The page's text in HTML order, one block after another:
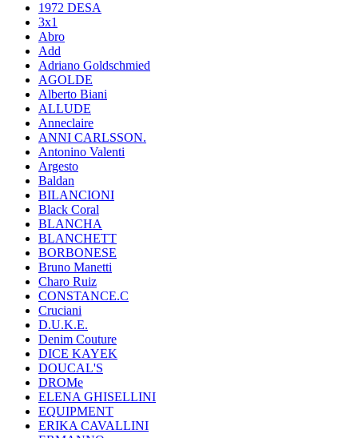
1972 DESA
3x1
Abro
Add
Adriano Goldschmied
AGOLDE
Alberto Biani
ALLUDE
Anneclaire
ANNI CARLSSON.
Antonino Valenti
Argesto
Baldan
BILANCIONI
Black Coral
BLANCHA
BLANCHETT
BORBONESE
Bruno Manetti
Charo Ruiz
CONSTANCE.C
Cruciani
D.U.K.E.
Denim Couture
DICE KAYEK
DOUCAL'S
DROMe
ELENA GHISELLINI
EQUIPMENT
ERIKA CAVALLINI